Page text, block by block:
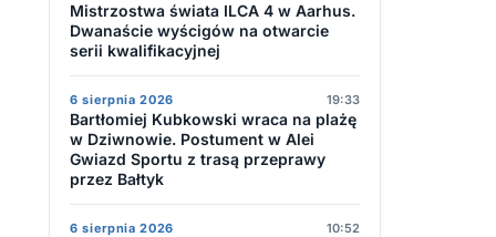
Mistrzostwa świata ILCA 4 w Aarhus.
Dwanaście wyścigów na otwarcie
serii kwalifikacyjnej
6 sierpnia 2026 19:33
Bartłomiej Kubkowski wraca na plażę
w Dziwnowie. Postument w Alei
Gwiazd Sportu z trasą przeprawy
przez Bałtyk
6 sierpnia 2026 10:52